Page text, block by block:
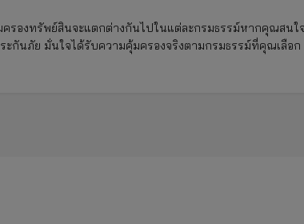
ครองทรัพย์สินจะแตกต่างกันไปในแต่ละกรมธรรม์หากคุณสน
ะกันภัย มั่นใจได้รับความคุ้มครองจริงตามกรมธรรม์ที่คุณเลือก